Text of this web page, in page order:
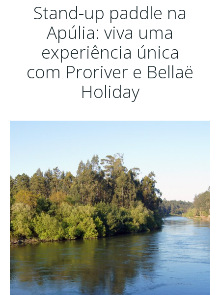
Stand-up paddle na
Apúlia: viva uma
experiência única
com Proriver e Bellaë
Holiday